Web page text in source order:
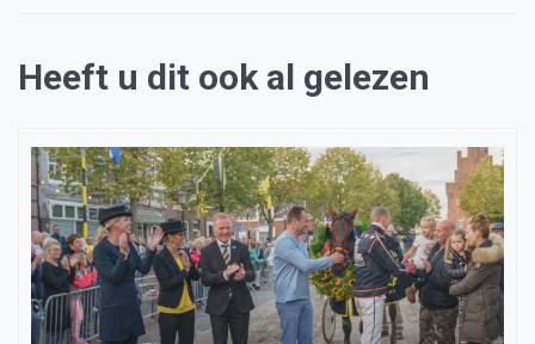
Heeft u dit ook al gelezen